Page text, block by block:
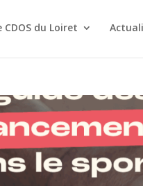
CDOS du Loiret